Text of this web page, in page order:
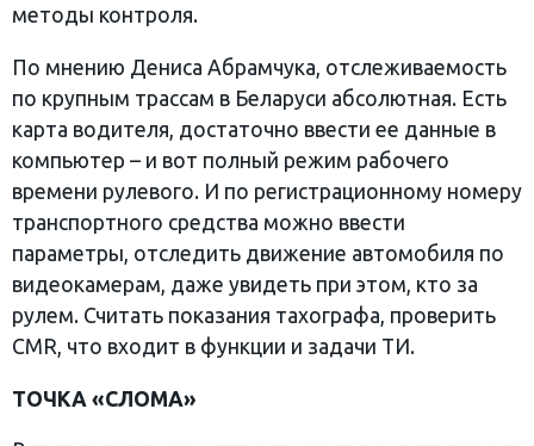
методы контроля.
По мнению Дениса Абрамчука, отслеживаемость
по крупным трассам в Беларуси абсолютная. Есть
карта водителя, достаточно ввести ее данные в
компьютер – и вот полный режим рабочего
времени рулевого. И по регистрационному номеру
транспортного средства можно ввести
параметры, отследить движение автомобиля по
видеокамерам, даже увидеть при этом, кто за
рулем. Считать показания тахографа, проверить
CMR, что входит в функции и задачи ТИ.
ТОЧКА «СЛОМА»